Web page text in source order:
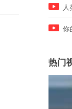
你
热门